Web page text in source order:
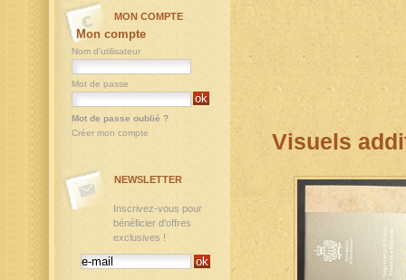
Visuels
MON COMPTE
Mon compte
Nom d'utilisateur
Mot de passe
Mot de passe oublié ?
Créer mon compte
NEWSLETTER
Inscrivez-vous pour
bénéficier d'offres
exclusives !